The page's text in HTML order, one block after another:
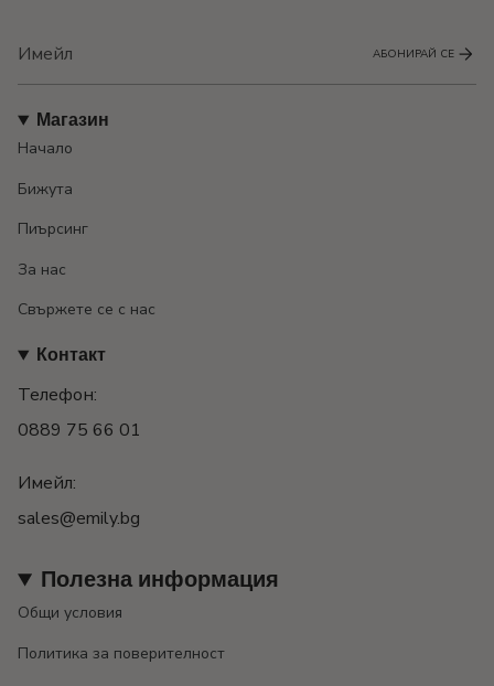
АБОНИРАЙ СЕ
Магазин
Начало
Бижута
Пиърсинг
За нас
Свържете се с нас
Контакт
Телефон:
0889 75 66 01
Имейл:
sales@emily.bg
Полезна информация
Общи условия
Политика за поверителност